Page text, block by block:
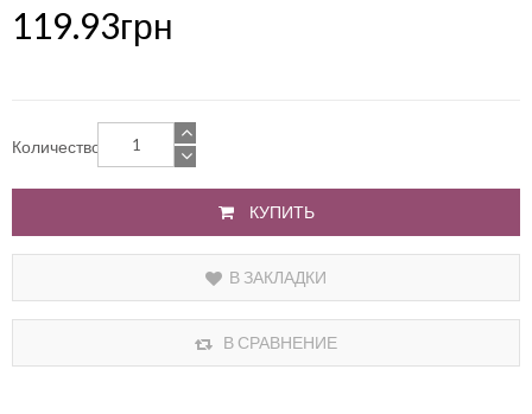
119.93грн
Количество
КУПИТЬ
В ЗАКЛАДКИ
В СРАВНЕНИЕ